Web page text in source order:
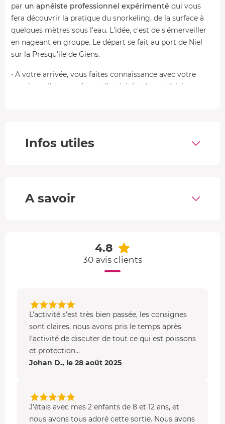
par un apnéiste professionnel expérimenté qui vous
fera découvrir la pratique du snorkeling, de la surface à
quelques mètres sous l'eau. L'idée, c'est de s'émerveiller
en nageant en groupe. Le départ se fait au port de Niel
sur la Presqu'île de Giens.
• A votre arrivée, vous faites connaissance avec votre
moniteur. Il vous présente l'activité et le matériel
la Méditerranéeaccompagné par votre moniteur
• Vous pouvez rester sur place, nager ou plonger pour
• A la fin de la balade aquatique, vous pouvez échanger
Infos utiles
A savoir
4.8
30 avis clients
L’activité s’est très bien passée, les consignes
sont claires, nous avons pris le temps après
l’activité de discuter de tout ce qui est poissons
et protection...
Johan D., le 28 août 2025
J’étais avec mes 2 enfants de 8 et 12 ans, et
nous avons tous adoré cette sortie. Nous avons